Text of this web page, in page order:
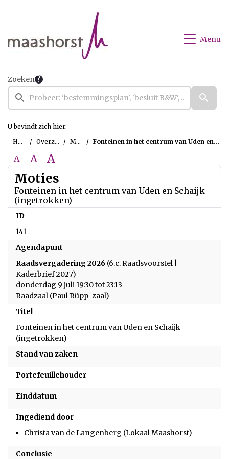
Ga naar de inhoud van deze pagina
Menu
Zoeken
U bevindt zich hier:
Home
Overzichten Moties Fonteinen in het centrum van Uden en Schaijk (ingetrokken)
A A A
Moties
Fonteinen in het centrum van Uden en Schaijk
(ingetrokken)
ID
141
Agendapunt
Raadsvergadering 2026 (6.c. Raadsvoorstel |
Kaderbrief 2027)
donderdag 9 juli 19:30 tot 23:13
Raadzaal (Paul Rüpp-zaal)
Titel
Fonteinen in het centrum van Uden en Schaijk
(ingetrokken)
Stand van zaken
Portefeuillehouder
Einddatum
Ingediend door
Christa van de Langenberg (Lokaal Maashorst)
Conclusie